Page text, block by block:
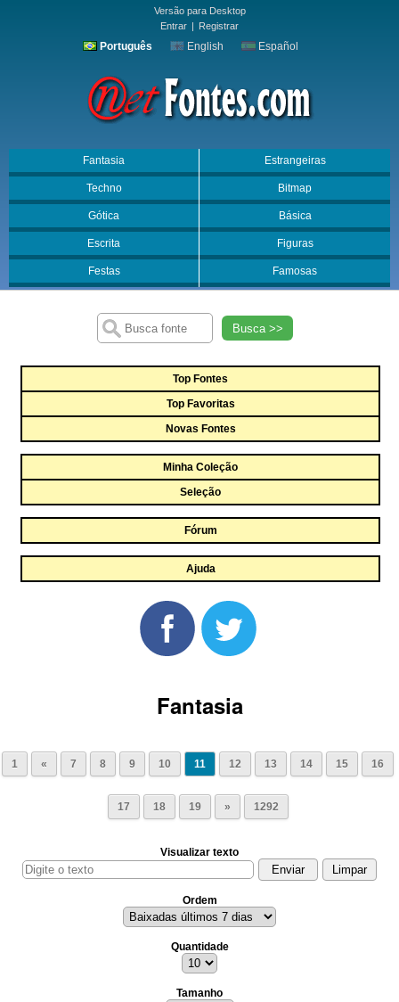
Versão para Desktop
Entrar | Registrar
Português English Español
Fantasia Estrangeiras
Techno Bitmap
Gótica Básica
Escrita Figuras
Festas Famosas
Busca >>
Top Fontes
Top Favoritas
Novas Fontes
Minha Coleção
Seleção
Fórum
Ajuda
Fantasia
1 « 7 8 9 10 11 12 13 14 15 16
17 18 19 » 1292
Visualizar texto
Ordem
Quantidade
Tamanho